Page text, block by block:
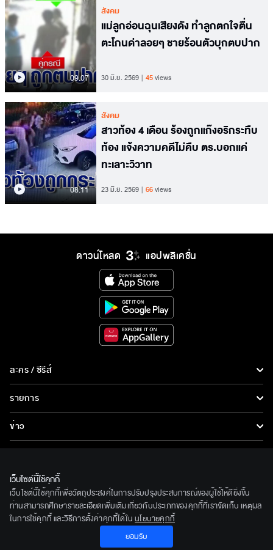
09.07
สังคม
แม่ลูกอ่อนฉุนเสียงดัง ทำลูกตกใจตื่น
ตะโกนด่าลอยๆ ชายร้อนตัวบุกตบปาก
30 มิ.ย. 2569 45views
08.11
สังคม
สาวท้อง 4 เดือน ร้องถูกแก๊งอริกระทืบ
ท้อง แจ้งความคดีไม่คืบ ตร.บอกแค่
ทะเลาะวิวาท
23 มิ.ย. 2569 66views
ดาวน์โหลด แอปพลิเคชั่น
ละคร / ซีรีส์
ซีรีส์นานาชาติ
การ์ตูน & เกม
รายการ
ข่าว
ข่าวประชาสัมพันธ์
ทีวีออนไลน์
เกี่ยวกับเรา
BEC World
รู้จักเรา
ติดตามเราได้ที่
© 2020 Bangkok Entertainment Co.,Ltd. All Rights Reserved.
เว็บไซต์นี้ใช้คุกกี้
เว็บไซต์นี้ใช้คุกกี้เพื่อวัตถุประสงค์ในการปรับปรุงประสบการณ์ของผู้ใช้ให้ดียิ่งขึ้น
ท่านสามารถศึกษารายละเอียดเพิ่มเติมเกี่ยวกับประเภทของคุกกี้ที่เราจัดเก็บ เหตุผล
ในการใช้คุกกี้ และวิธีการตั้งค่าคุกกี้ได้ใน นโยบายคุกกี้
ยอมรับ